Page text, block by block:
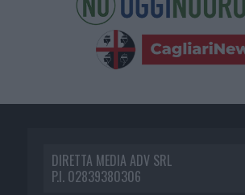
DIRETTA MEDIA ADV SRL
P.I. 02839380306